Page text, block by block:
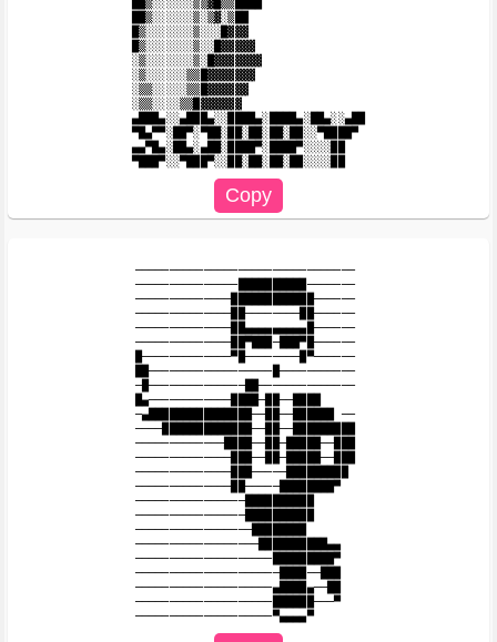
██▒░░░░░░▒░▒▓░▒██
█▒░░░░░░░▒░░░█▓▓▓
█▒░░░░░░░▒░░█▓▓▓▓▓
░▒░░░░░░░▒░█▓▓▓▓▓▓▓
░▒░░░░░░▒▒█▓▓▓▓▓▓▓
░▒▒░░░░░▒▒█▓▓▓▓▓▓
░▒▒░░░░▒▒█▓▓▓▓▓▓
▄███▄░░▄███▄░░████▄░████▄░██▄░░▄██
▀█▄▀▀░██▀░▀██░██░██░██░██░░▀████▀
▄▄▀█▄░██▄░▄██░████▀░████▀░░░░██
────────────────────────────────
───────────────██████████───────
──────────────████████████──────
──────────────██────────██──────
──────────────██▄▄▄▄▄▄▄▄▄█──────
──────────────██▀███─███▀█──────
█─────────────▀█────────█▀──────
██──────────────────█───────────
─█──────────────██──────────────
█▄────────────████─██──████
─▄███████████████──██──██████ ──
────█████████████──██──█████████
─────────────████──██─█████──███
──────────────███──██─█████──███
──────────────███─────█████████
──────────────██─────████████▀
────────────────██████████
────────────────██████████
─────────────────████████
──────────────────██████████▄▄
────────────────────█████████▀
─────────────────────████──███
────────────────────▄████▄──██
────────────────────██████───▀
────────────────────▀▄▄▄▄▀